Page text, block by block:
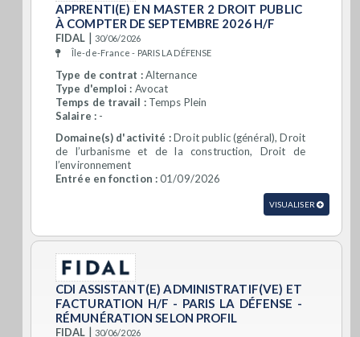
APPRENTI(E) EN MASTER 2 DROIT PUBLIC
À COMPTER DE SEPTEMBRE 2026 H/F
FIDAL | 30/06/2026
Île-de-France - PARIS LA DÉFENSE
Type de contrat :Alternance
Type d'emploi : Avocat
Temps de travail :Temps Plein
Salaire :-
Domaine(s) d'activité :Droit public (général), Droit
de l’urbanisme et de la construction, Droit de
l’environnement
Entrée en fonction :01/09/2026
VISUALISER
CDI ASSISTANT(E) ADMINISTRATIF(VE) ET
FACTURATION H/F - PARIS LA DÉFENSE -
RÉMUNÉRATION SELON PROFIL
FIDAL | 30/06/2026